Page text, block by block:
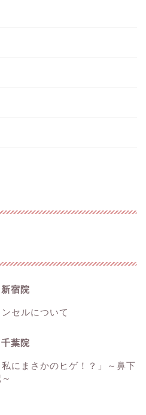
宿院
セルについて
葉院
にまさかのヒゲ！？」～鼻下
■美容情報■